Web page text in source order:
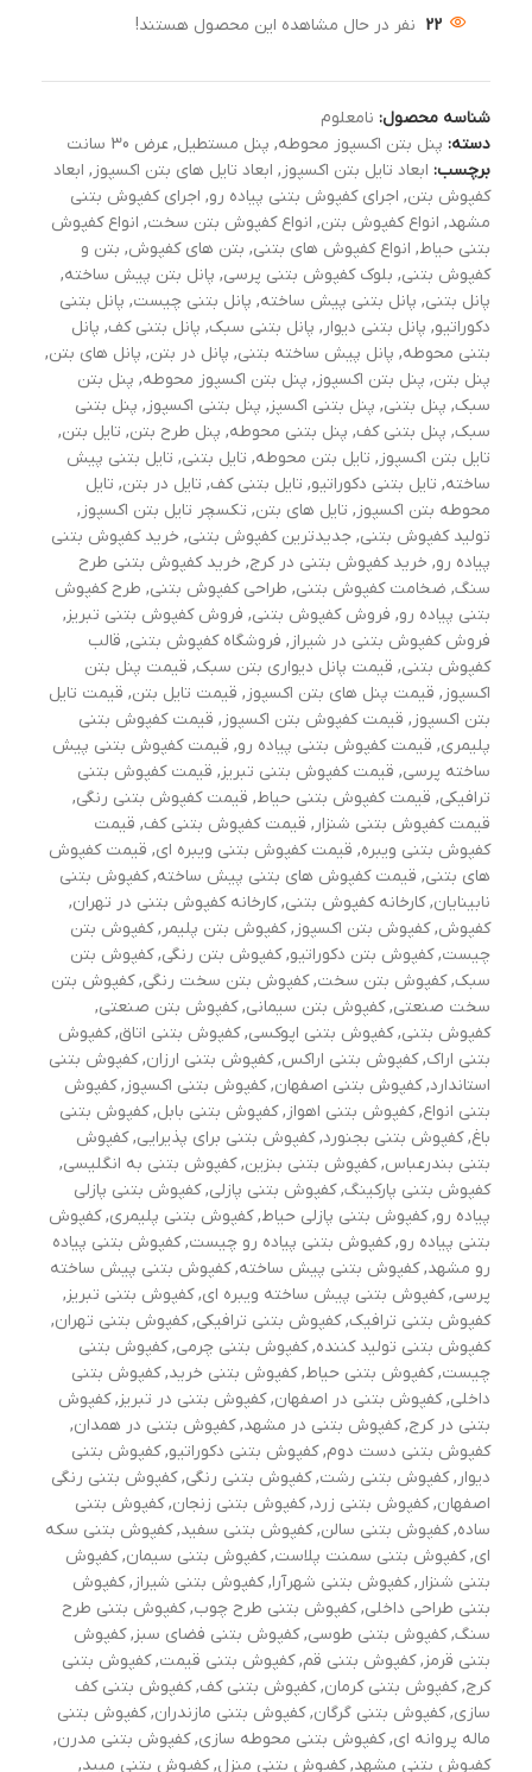
22 نفر در حال مشاهده این محصول هستند!
شناسه محصول: نامعلوم
دسته: پنل بتن اکسپوز محوطه, پنل مستطیل, عرض 30 سانت
برچسب: ابعاد تایل بتن اکسپوز, ابعاد تایل های بتن اکسپوز, ابعاد
کفپوش بتن, اجرای کفپوش بتنی پیاده رو, اجرای کفپوش بتنی
مشهد, انواع کفپوش بتن, انواع کفپوش بتن سخت, انواع کفپوش
بتنی حیاط, انواع کفپوش های بتنی, بتن های کفپوش, بتن و
کفپوش بتنی, بلوک کفپوش بتنی پرسی, پانل بتن پیش ساخته,
پانل بتنی, پانل بتنی پیش ساخته, پانل بتنی چیست, پانل بتنی
دکوراتیو, پانل بتنی دیوار, پانل بتنی سبک, پانل بتنی کف, پانل
بتنی محوطه, پانل پیش ساخته بتنی, پانل در بتن, پانل های بتن,
پنل بتن, پنل بتن اکسپوز, پنل بتن اکسپوز محوطه, پنل بتن
سبک, پنل بتنی, پنل بتنی اکسپز, پنل بتنی اکسپوز, پنل بتنی
سبک, پنل بتنی کف, پنل بتنی محوطه, پنل طرح بتن, تایل بتن,
تایل بتن اکسپوز, تایل بتن محوطه, تایل بتنی, تایل بتنی پیش
ساخته, تایل بتنی دکوراتیو, تایل بتنی کف, تایل در بتن, تایل
محوطه بتن اکسپوز, تایل های بتن, تکسچر تایل بتن اکسپوز,
تولید کفپوش بتنی, جدیدترین کفپوش بتنی, خرید کفپوش بتنی
پیاده رو, خرید کفپوش بتنی در کرج, خرید کفپوش بتنی طرح
سنگ, ضخامت کفپوش بتنی, طراحی کفپوش بتنی, طرح کفپوش
بتنی پیاده رو, فروش کفپوش بتنی, فروش کفپوش بتنی تبریز,
فروش کفپوش بتنی در شیراز, فروشگاه کفپوش بتنی, قالب
کفپوش بتنی, قیمت پانل دیواری بتن سبک, قیمت پنل بتن
اکسپوز, قیمت پنل های بتن اکسپوز, قیمت تایل بتن, قیمت تایل
بتن اکسپوز, قیمت کفپوش بتن اکسپوز, قیمت کفپوش بتنی
پلیمری, قیمت کفپوش بتنی پیاده رو, قیمت کفپوش بتنی پیش
ساخته پرسی, قیمت کفپوش بتنی تبریز, قیمت کفپوش بتنی
ترافیکی, قیمت کفپوش بتنی حیاط, قیمت کفپوش بتنی رنگی,
قیمت کفپوش بتنی شنزار, قیمت کفپوش بتنی کف, قیمت
کفپوش بتنی ویبره, قیمت کفپوش بتنی ویبره ای, قیمت کفپوش
های بتنی, قیمت کفپوش های بتنی پیش ساخته, كفپوش بتني
نابينايان, کارخانه کفپوش بتنی, کارخانه کفپوش بتنی در تهران,
کفپوش, کفپوش بتن اکسپوز, کفپوش بتن پلیمر, کفپوش بتن
چیست, کفپوش بتن دکوراتیو, کفپوش بتن رنگی, کفپوش بتن
سبک, کفپوش بتن سخت, کفپوش بتن سخت رنگی, کفپوش بتن
سخت صنعتی, کفپوش بتن سیمانی, کفپوش بتن صنعتی,
کفپوش بتنی, کفپوش بتنی اپوکسی, کفپوش بتنی اتاق, کفپوش
بتنی اراک, کفپوش بتنی اراکس, کفپوش بتنی ارزان, کفپوش بتنی
استاندارد, کفپوش بتنی اصفهان, کفپوش بتنی اکسپوز, کفپوش
بتنی انواع, کفپوش بتنی اهواز, کفپوش بتنی بابل, کفپوش بتنی
باغ, کفپوش بتنی بجنورد, کفپوش بتنی برای پذیرایی, کفپوش
بتنی بندرعباس, کفپوش بتنی بنزین, کفپوش بتنی به انگلیسی,
کفپوش بتنی پارکینگ, کفپوش بتنی پازلی, کفپوش بتنی پازلی
پیاده رو, کفپوش بتنی پازلی حیاط, کفپوش بتنی پلیمری, کفپوش
بتنی پیاده رو, کفپوش بتنی پیاده رو چیست, کفپوش بتنی پیاده
رو مشهد, کفپوش بتنی پیش ساخته, کفپوش بتنی پیش ساخته
پرسی, کفپوش بتنی پیش ساخته ویبره ای, کفپوش بتنی تبریز,
کفپوش بتنی ترافیک, کفپوش بتنی ترافیکی, کفپوش بتنی تهران,
کفپوش بتنی تولید کننده, کفپوش بتنی چرمی, کفپوش بتنی
چیست, کفپوش بتنی حیاط, کفپوش بتنی خرید, کفپوش بتنی
داخلی, کفپوش بتنی در اصفهان, کفپوش بتنی در تبریز, کفپوش
بتنی در کرج, کفپوش بتنی در مشهد, کفپوش بتنی در همدان,
کفپوش بتنی دست دوم, کفپوش بتنی دکوراتیو, کفپوش بتنی
دیوار, کفپوش بتنی رشت, کفپوش بتنی رنگی, کفپوش بتنی رنگی
اصفهان, کفپوش بتنی زرد, کفپوش بتنی زنجان, کفپوش بتنی
ساده, کفپوش بتنی سالن, کفپوش بتنی سفید, کفپوش بتنی سکه
ای, کفپوش بتنی سمنت پلاست, کفپوش بتنی سیمان, کفپوش
بتنی شنزار, کفپوش بتنی شهرآرا, کفپوش بتنی شیراز, کفپوش
بتنی طراحی داخلی, کفپوش بتنی طرح چوب, کفپوش بتنی طرح
سنگ, کفپوش بتنی طوسی, کفپوش بتنی فضای سبز, کفپوش
بتنی قرمز, کفپوش بتنی قم, کفپوش بتنی قیمت, کفپوش بتنی
کرج, کفپوش بتنی کرمان, کفپوش بتنی کف, کفپوش بتنی کف
سازی, کفپوش بتنی گرگان, کفپوش بتنی مازندران, کفپوش بتنی
ماله پروانه ای, کفپوش بتنی محوطه سازی, کفپوش بتنی مدرن,
کفپوش بتنی مشهد, کفپوش بتنی منزل, کفپوش بتنی میبد,